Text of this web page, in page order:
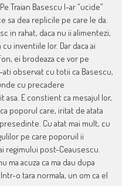
Traian Basescu l-ar “ucide”
sa dea replicile pe care le da.
in rahat, daca nu ii alimentezi,
inventiile lor. Dar daca ai
ei brodeaza ce vor pe
observat cu totii ca Basescu,
cu precadere
asa. E constient ca mesajul lor,
poporul care, iritat de atata
Cu atat mai mult, cu
pe care poporuil ii
regimului post-Ceausescu.
ma acuza ca ma dau dupa
o tara normala, un om ca el